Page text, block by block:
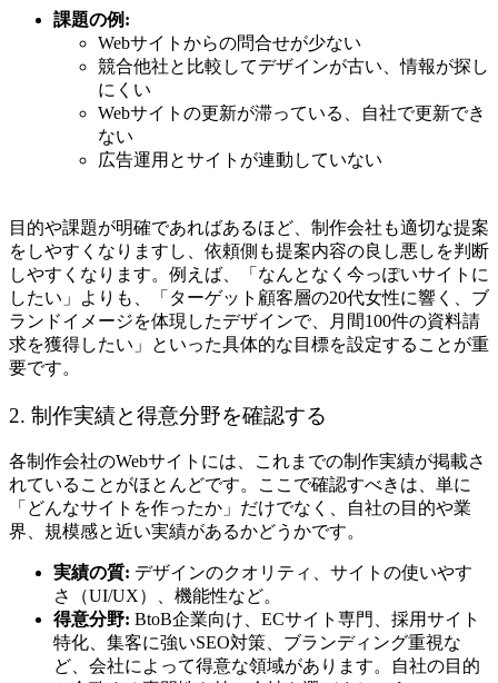
課題の例:
Webサイトからの問合せが少ない
競合他社と比較してデザインが古い、情報が探し
にくい
Webサイトの更新が滞っている、自社で更新でき
ない
広告運用とサイトが連動していない
目的や課題が明確であればあるほど、制作会社も適切な提案
をしやすくなりますし、依頼側も提案内容の良し悪しを判断
しやすくなります。例えば、「なんとなく今っぽいサイトに
したい」よりも、「ターゲット顧客層の20代女性に響く、ブ
ランドイメージを体現したデザインで、月間100件の資料請
求を獲得したい」といった具体的な目標を設定することが重
要です。
2. 制作実績と得意分野を確認する
各制作会社のWebサイトには、これまでの制作実績が掲載さ
れていることがほとんどです。ここで確認すべきは、単に
「どんなサイトを作ったか」だけでなく、自社の目的や業
界、規模感と近い実績があるかどうかです。
実績の質: デザインのクオリティ、サイトの使いやす
さ（UI/UX）、機能性など。
得意分野: BtoB企業向け、ECサイト専門、採用サイト
特化、集客に強いSEO対策、ブランディング重視な
ど、会社によって得意な領域があります。自社の目的